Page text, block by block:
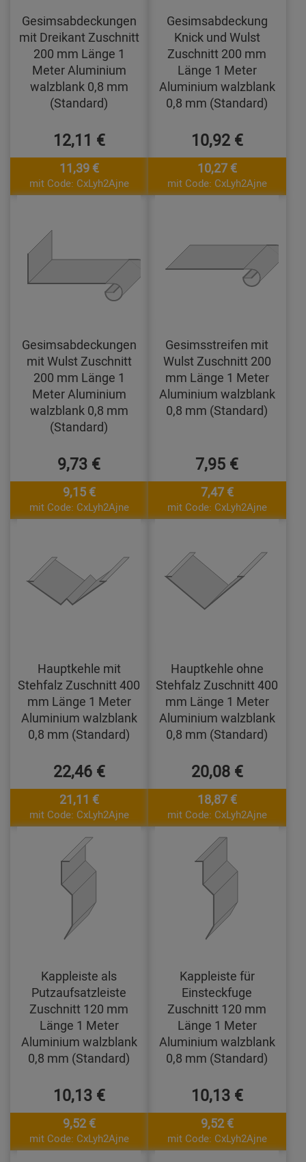
Gesimsabdeckungen
mit Dreikant Zuschnitt
200 mm Länge 1
Meter Aluminium
walzblank 0,8 mm
(Standard)
12,11 €
11,39 €
mit Code: CxLyh2Ajne
Gesimsabdeckung
Knick und Wulst
Zuschnitt 200 mm
Länge 1 Meter
Aluminium walzblank
0,8 mm (Standard)
10,92 €
10,27 €
mit Code: CxLyh2Ajne
Gesimsabdeckungen
mit Wulst Zuschnitt
200 mm Länge 1
Meter Aluminium
walzblank 0,8 mm
(Standard)
9,73 €
9,15 €
mit Code: CxLyh2Ajne
Gesimsstreifen mit
Wulst Zuschnitt 200
mm Länge 1 Meter
Aluminium walzblank
0,8 mm (Standard)
7,95 €
7,47 €
mit Code: CxLyh2Ajne
Hauptkehle mit
Stehfalz Zuschnitt 400
mm Länge 1 Meter
Aluminium walzblank
0,8 mm (Standard)
22,46 €
21,11 €
mit Code: CxLyh2Ajne
Hauptkehle ohne
Stehfalz Zuschnitt 400
mm Länge 1 Meter
Aluminium walzblank
0,8 mm (Standard)
20,08 €
18,87 €
mit Code: CxLyh2Ajne
Kappleiste als
Putzaufsatzleiste
Zuschnitt 120 mm
Länge 1 Meter
Aluminium walzblank
0,8 mm (Standard)
10,13 €
9,52 €
mit Code: CxLyh2Ajne
Kappleiste für
Einsteckfuge
Zuschnitt 120 mm
Länge 1 Meter
Aluminium walzblank
0,8 mm (Standard)
10,13 €
9,52 €
mit Code: CxLyh2Ajne